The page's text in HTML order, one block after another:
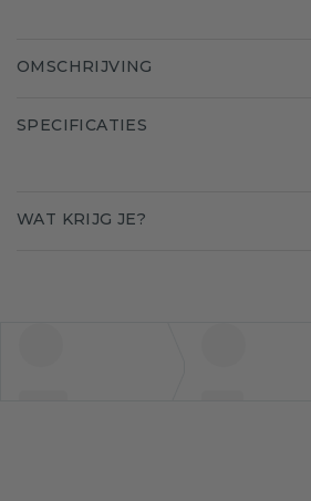
OMSCHRIJVING
SPECIFICATIES
WAT KRIJG JE?